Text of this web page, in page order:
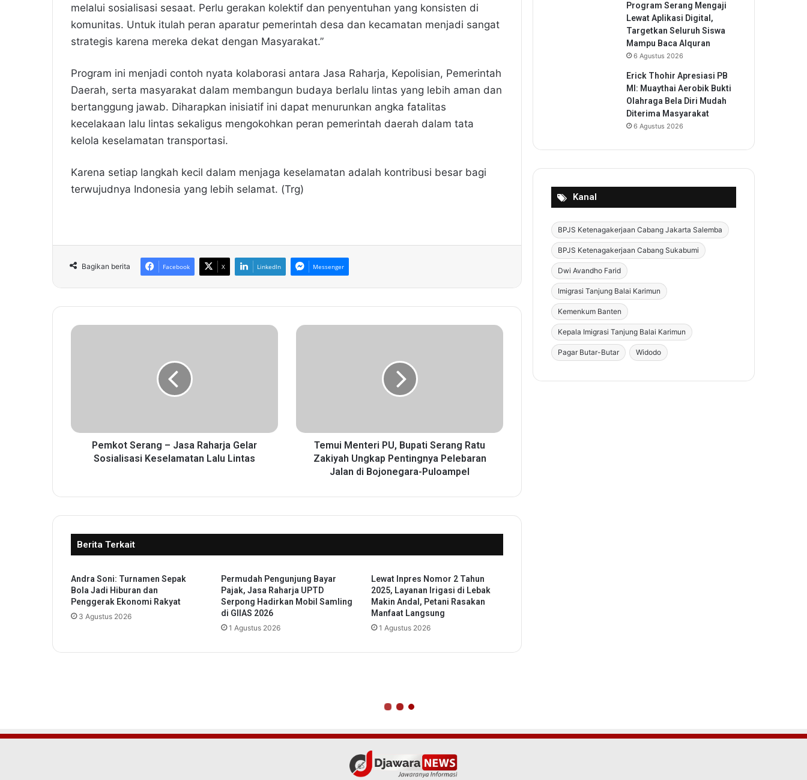
melalui sosialisasi sesaat. Perlu gerakan kolektif dan penyentuhan yang konsisten di
komunitas. Untuk itulah peran aparatur pemerintah desa dan kecamatan menjadi sangat
strategis karena mereka dekat dengan Masyarakat.”
Program ini menjadi contoh nyata kolaborasi antara Jasa Raharja, Kepolisian, Pemerintah
Daerah, serta masyarakat dalam membangun budaya berlalu lintas yang lebih aman dan
bertanggung jawab. Diharapkan inisiatif ini dapat menurunkan angka fatalitas
kecelakaan lalu lintas sekaligus mengokohkan peran pemerintah daerah dalam tata
kelola keselamatan transportasi.
Karena setiap langkah kecil dalam menjaga keselamatan adalah kontribusi besar bagi
terwujudnya Indonesia yang lebih selamat. (Trg)
Bagikan berita Facebook X LinkedIn Messenger
P
r
J
a
a
a
r
a
i
Pemkot Serang – Jasa Raharja Gelar
Sosialisasi Keselamatan Lalu Lintas
T
t
U
u
a
i
S
a
Temui Menteri PU, Bupati Serang Ratu
Zakiyah Ungkap Pentingnya Pelebaran
Jalan di Bojonegara-Puloampel
Berita Terkait
Andra Soni: Turnamen Sepak
Bola Jadi Hiburan dan
Penggerak Ekonomi Rakyat
3 Agustus 2026
Permudah Pengunjung Bayar
Pajak, Jasa Raharja UPTD
Serpong Hadirkan Mobil Samling
di GIIAS 2026
1 Agustus 2026
Lewat Inpres Nomor 2 Tahun
2025, Layanan Irigasi di Lebak
Makin Andal, Petani Rasakan
Manfaat Langsung
1 Agustus 2026
Program Serang Mengaji
Lewat Aplikasi Digital,
Targetkan Seluruh Siswa
Mampu Baca Alquran
6 Agustus 2026
Erick Thohir Apresiasi PB
MI: Muaythai Aerobik Bukti
Olahraga Bela Diri Mudah
Diterima Masyarakat
6 Agustus 2026
Kanal
BPJS Ketenagakerjaan Cabang Jakarta Salemba
BPJS Ketenagakerjaan Cabang Sukabumi
Dwi Avandho Farid
Imigrasi Tanjung Balai Karimun
Kemenkum Banten
Kepala Imigrasi Tanjung Balai Karimun
Pagar Butar-Butar Widodo